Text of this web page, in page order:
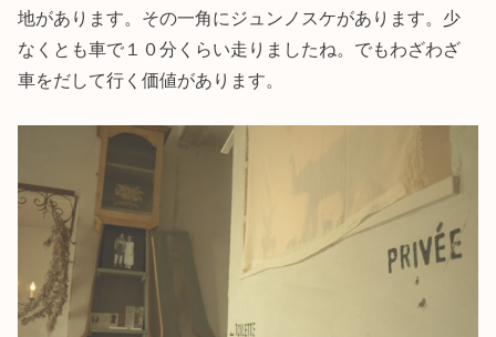
地があります。その一角にジュンノスケがあります。少
なくとも車で１０分くらい走りましたね。でもわざわざ
車をだして行く価値があります。